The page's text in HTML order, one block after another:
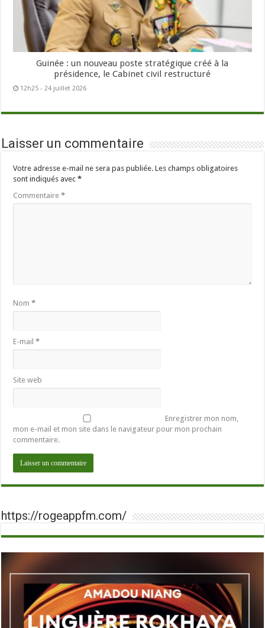
Guinée : un nouveau poste stratégique créé à la
présidence, le Cabinet civil restructuré
12h25 - 24 juillet 2026
Laisser un commentaire
Votre adresse e-mail ne sera pas publiée. Les champs obligatoires
sont indiqués avec*
Commentaire*
Nom*
E-mail*
Site web
Enregistrer mon nom,
mon e-mail et mon site dans le navigateur pour mon prochain
commentaire.
https://rogeappfm.com/